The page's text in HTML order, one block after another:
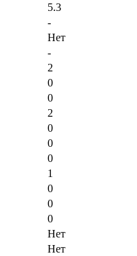
5.3
-
Нет
-
2
0
0
2
0
0
0
1
0
0
0
Нет
Нет